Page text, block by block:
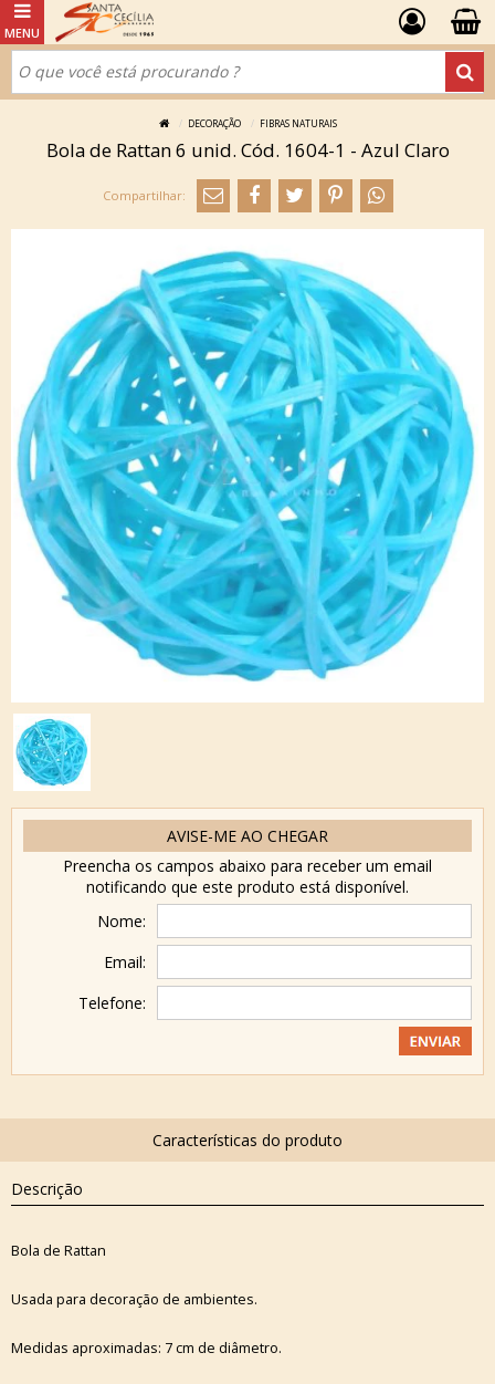
DECORAÇÃO FIBRAS NATURAIS
Bola de Rattan 6 unid. Cód. 1604-1 - Azul Claro
AVISE-ME AO CHEGAR
Preencha os campos abaixo para receber um email
notificando que este produto está disponível.
Nome:
Email:
Telefone:
Descrição
Bola de Rattan
Usada para decoração de ambientes.
Medidas aproximadas: 7 cm de diâmetro.